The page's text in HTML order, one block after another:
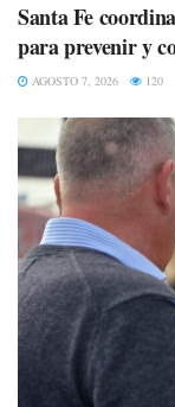
Santa Fe
para prevenir y
AGOSTO 7, 2026 120